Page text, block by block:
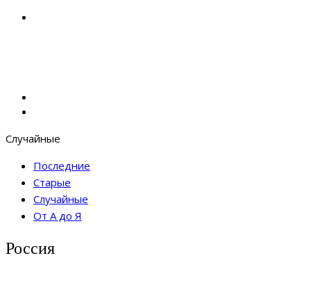
Случайные
Последние
Старые
Случайные
От А до Я
Россия